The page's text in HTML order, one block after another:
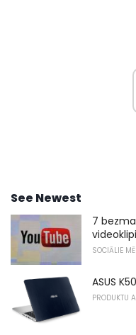
See Newest
7
SOCIĀLIE
ASUS
PRODUKTU